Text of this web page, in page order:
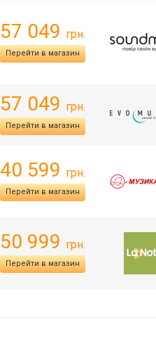
57 049 грн.
Перейти в магазин
57 049 грн.
Перейти в магазин
40 599 грн.
Перейти в магазин
50 999 грн.
Перейти в магазин